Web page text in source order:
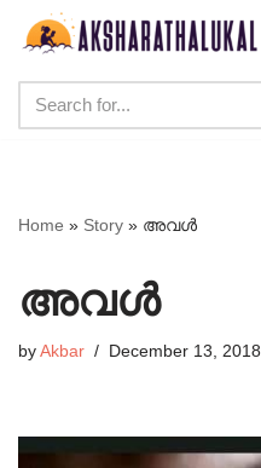
content
Home » Story » അവൾ
അവൾ
by Akbar December 13, 2018